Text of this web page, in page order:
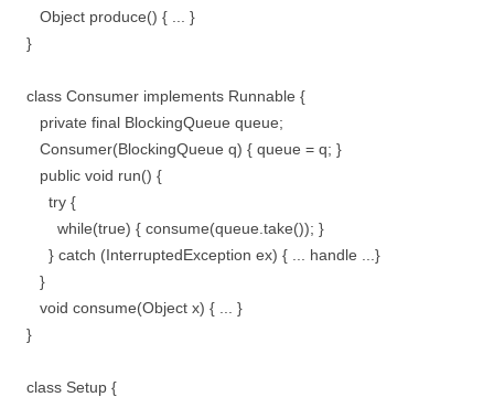
Object produce() { ... }
}
class Consumer implements Runnable {
private final BlockingQueue queue;
Consumer(BlockingQueue q) { queue = q; }
public void run() {
try {
while(true) { consume(queue.take()); }
} catch (InterruptedException ex) { ... handle ...}
}
void consume(Object x) { ... }
}
class Setup {